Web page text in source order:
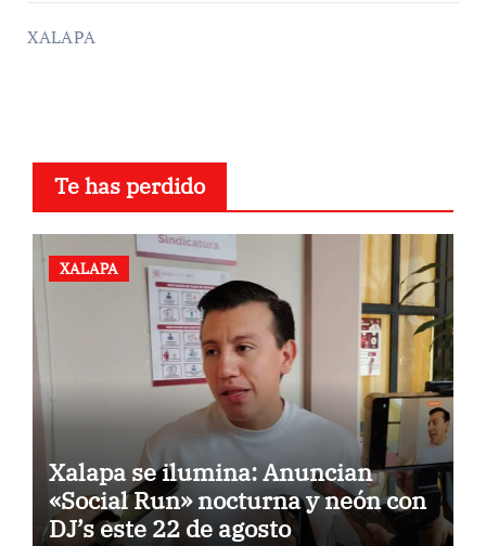
XALAPA
Te has perdido
XALAPA
Xalapa se ilumina: Anuncian
«Social Run» nocturna y neón con
DJ’s este 22 de agosto